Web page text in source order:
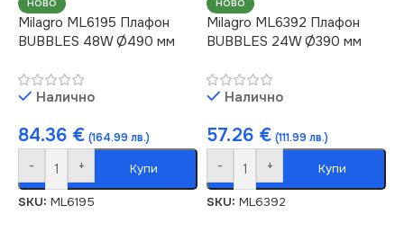
НОВО
Milagro ML6195 Плафон
BUBBLES 48W Ø490 мм
Налично
84.36 € (164.99 лв.)
- + Купи
SKU: ML6195
НОВО
Milagro ML6392 Плафон
BUBBLES 24W Ø390 мм
Налично
57.26 € (111.99 лв.)
- + Купи
SKU: ML6392